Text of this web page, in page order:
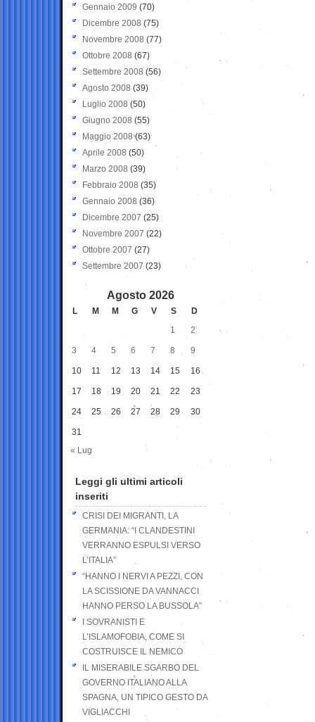
Gennaio 2009 (70)
Dicembre 2008 (75)
Novembre 2008 (77)
Ottobre 2008 (67)
Settembre 2008 (56)
Agosto 2008 (39)
Luglio 2008 (50)
Giugno 2008 (55)
Maggio 2008(63)
Aprile 2008 (50)
Marzo 2008 (39)
Febbraio 2008 (35)
Gennaio 2008 (36)
Dicembre 2007 (25)
Novembre 2007 (22)
Ottobre 2007 (27)
Settembre 2007 (23)
Agosto 2026
L M M G V S
D
1
2
3 4 5 6 7 8 9
10 11 12 13 14 15 16
17 18 19 20 21 22 23
24 25 26 27 28 29 30
31
« Lug
Leggi gli ultimi articoli
inseriti
CRISI DEI MIGRANTI, LA
GERMANIA: “I CLANDESTINI
VERRANNO ESPULSI VERSO
L’ITALIA”
“HANNO I NERVI A PEZZI, CON
LA SCISSIONE DA VANNACCI
HANNO PERSO LA BUSSOLA”
I SOVRANISTI E
L’ISLAMOFOBIA, COME SI
COSTRUISCE IL NEMICO
IL MISERABILE SGARBO DEL
GOVERNO ITALIANO ALLA
SPAGNA, UN TIPICO GESTO DA
VIGLIACCHI